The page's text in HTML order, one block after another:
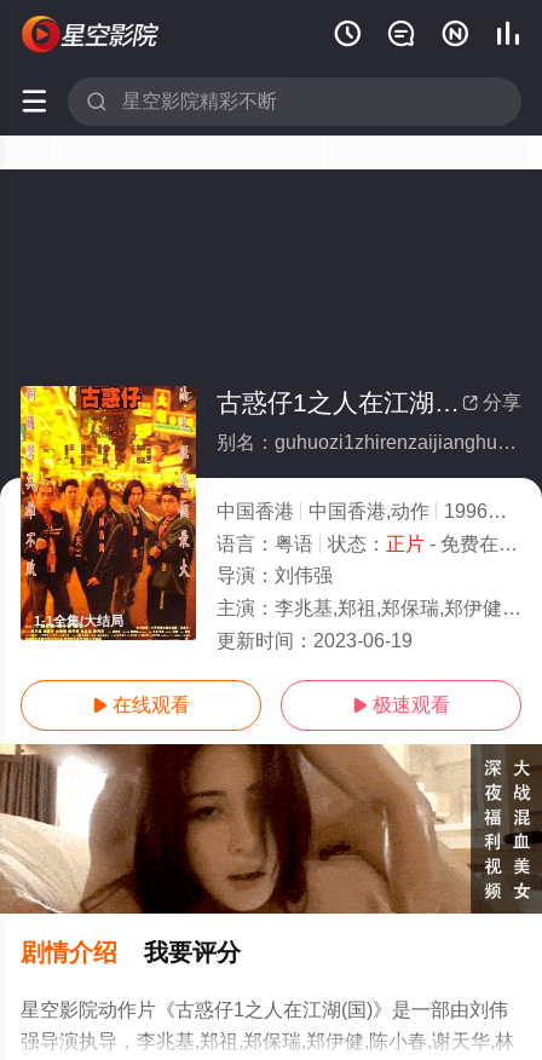
   
 
1-1全集/大结局
 分享
古惑仔1之人在江湖(国)(全集)
别名：guhuozi1zhirenzaijianghuguo
中国香港 中国香港,动作 1996
2.0
语言： 粤语 状态： 正片- 免费在线观看
导演： 刘伟强
主演： 李兆基,郑祖,郑保瑞,郑伊健,陈小春,谢天华,林晓峰,朱永棠,吴镇宇,
更新时间： 2023-06-19
 在线观看  极速观看
剧情介绍 我要评分
星空影院动作片《古惑仔1之人在江湖(国)》是一部由刘伟
强导演执导，李兆基,郑祖,郑保瑞,郑伊健,陈小春,谢天华,林